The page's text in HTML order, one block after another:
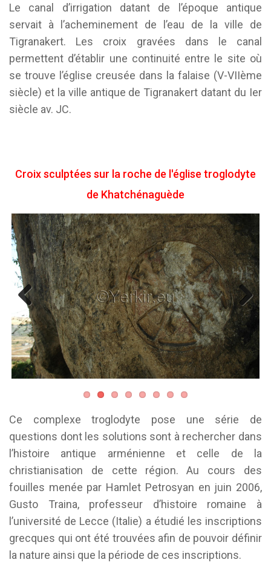
Le canal d’irrigation datant de l’époque antique
servait à l’acheminement de l’eau de la ville de
Tigranakert. Les croix gravées dans le canal
permettent d’établir une continuité entre le site où
se trouve l’église creusée dans la falaise (V-VIIème
siècle) et la ville antique de Tigranakert datant du Ier
siècle av. JC.
Croix sculptées sur la roche de l'église troglodyte
de Khatchénaguède
Previous Next
Ce complexe troglodyte pose une série de
questions dont les solutions sont à rechercher dans
l’histoire antique arménienne et celle de la
christianisation de cette région. Au cours des
fouilles menée par Hamlet Petrosyan en juin 2006,
Gusto Traina, professeur d’histoire romaine à
l’université de Lecce (Italie) a étudié les inscriptions
grecques qui ont été trouvées afin de pouvoir définir
la nature ainsi que la période de ces inscriptions.